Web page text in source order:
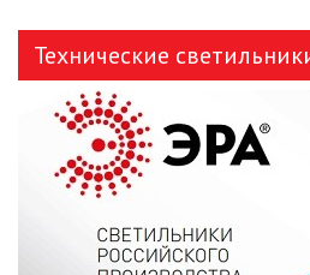
Технические